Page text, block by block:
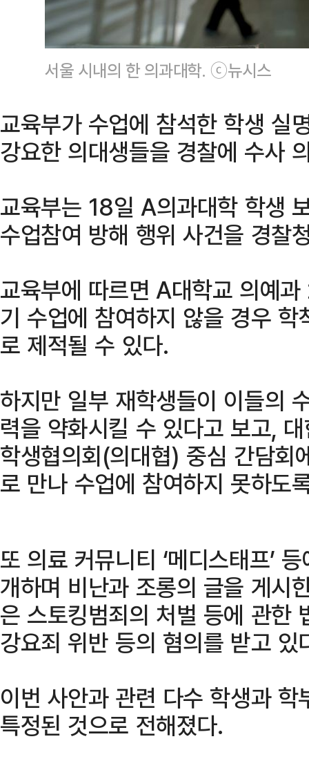
서울 시내의 한 의과대학. ⓒ뉴시스
교육부가 수업에 참석한 학생 실
강요한 의대생들을 경찰에 수사
교육부는 18일 A의과대학 학생
수업참여 방해 행위 사건을 경찰
교육부에 따르면 A대학교 의예
기 수업에 참여하지 않을 경우
로 제적될 수 있다.
하지만 일부 재학생들이 이들의
력을 약화시킬 수 있다고 보고,
학생협의회(의대협) 중심 간담회
로 만나 수업에 참여하지 못하도
또 의료 커뮤니티 ‘메디스태프’
개하며 비난과 조롱의 글을 게시
은 스토킹범죄의 처벌 등에 관한
강요죄 위반 등의 혐의를 받고 있
이번 사안과 관련 다수 학생과
특정된 것으로 전해졌다.